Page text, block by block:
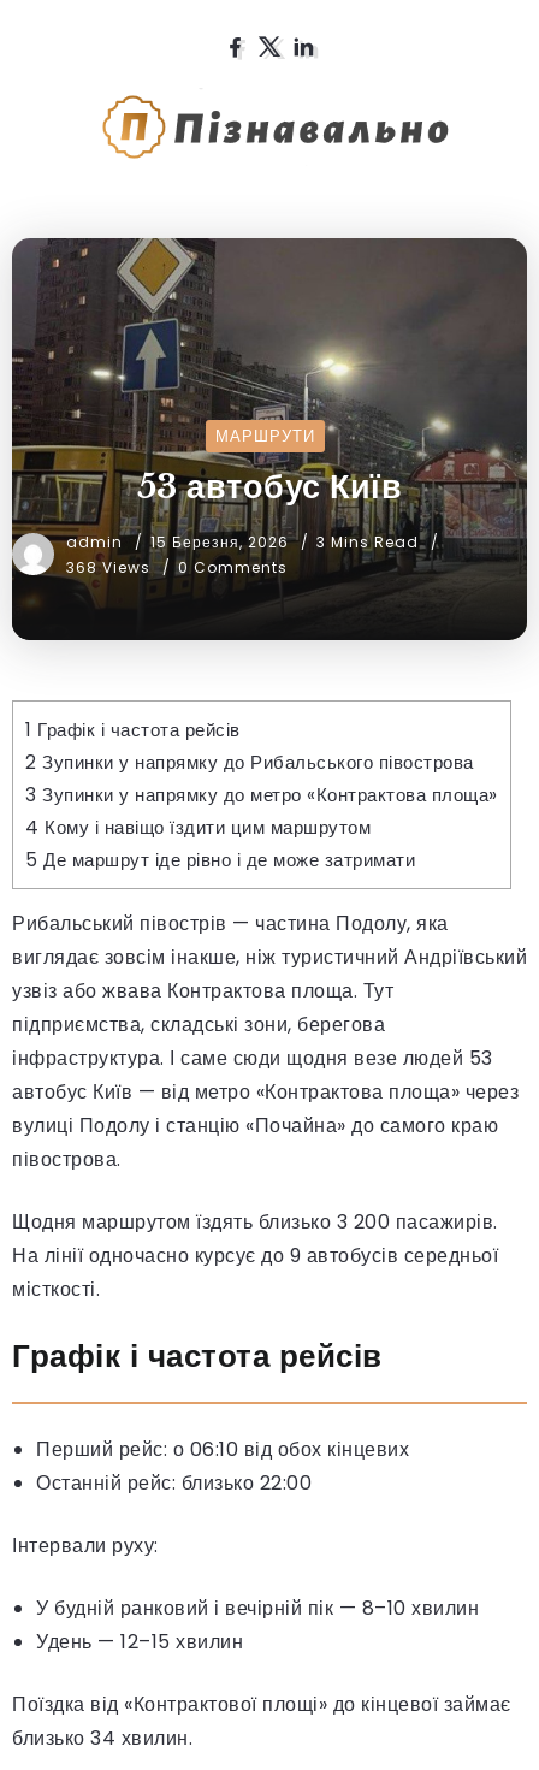
МАРШРУТИ
53 автобус Київ
admin 15 Березня, 2026
3 Mins Read
368 Views
0 Comments
1 Графік і частота рейсів
2 Зупинки у напрямку до Рибальського півострова
3 Зупинки у напрямку до метро «Контрактова площа»
4 Кому і навіщо їздити цим маршрутом
5 Де маршрут іде рівно і де може затримати
Рибальський півострів — частина Подолу, яка
виглядає зовсім інакше, ніж туристичний Андріївський
узвіз або жвава Контрактова площа. Тут
підприємства, складські зони, берегова
інфраструктура. І саме сюди щодня везе людей 53
автобус Київ — від метро «Контрактова площа» через
вулиці Подолу і станцію «Почайна» до самого краю
півострова.
Щодня маршрутом їздять близько 3 200 пасажирів.
На лінії одночасно курсує до 9 автобусів середньої
місткості.
Графік і частота рейсів
Перший рейс: о 06:10 від обох кінцевих
Останній рейс: близько 22:00
Інтервали руху:
У будній ранковий і вечірній пік — 8–10 хвилин
Удень — 12–15 хвилин
Поїздка від «Контрактової площі» до кінцевої займає
близько 34 хвилин.